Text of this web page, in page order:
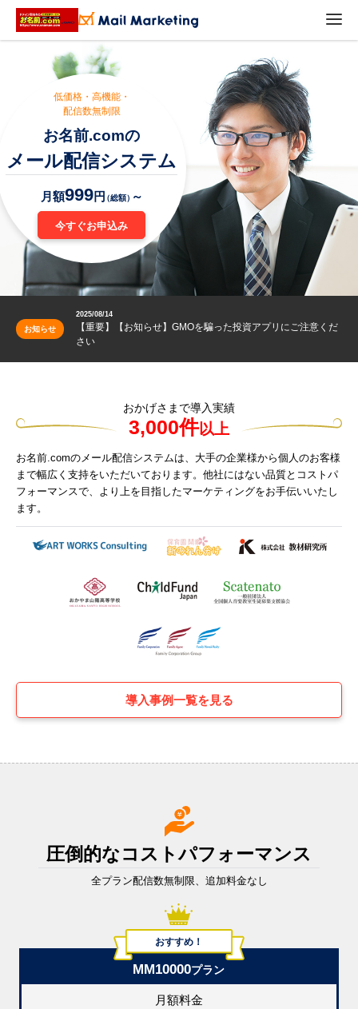
低価格・高機能・
配信数無制限
お名前.comの
メール配信システム
月額999円（総額）～
今すぐお申込み
お知らせ
2025/08/14
【重要】【お知らせ】GMOを騙った投資アプリにご注意くだ
さい
おかげさまで導入実績
3,000件以上
お名前.comのメール配信システムは、大手の企業様から個人のお客様
まで幅広く支持をいただいております。他社にはない品質とコストパ
フォーマンスで、より上を目指したマーケティングをお手伝いいたし
ます。
導入事例一覧を見る
圧倒的なコストパフォーマンス
全プラン配信数無制限、追加料金なし
おすすめ！
MM10000プラン
月額料金